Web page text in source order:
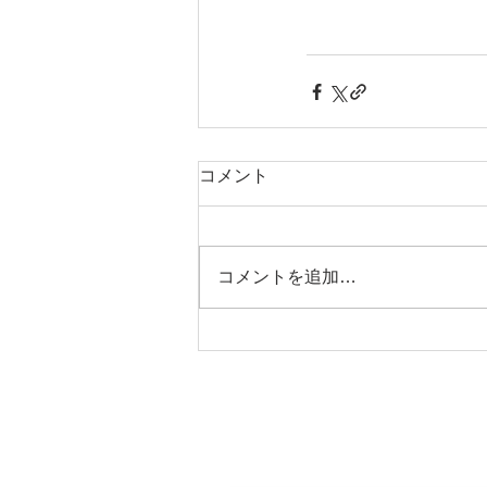
コメント
コメントを追加…